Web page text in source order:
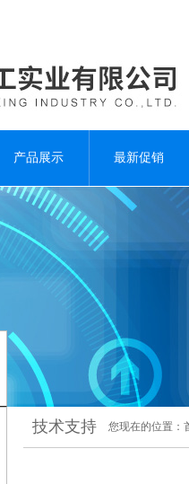
产品展示 最新促销
技术支持 您现在的位置：